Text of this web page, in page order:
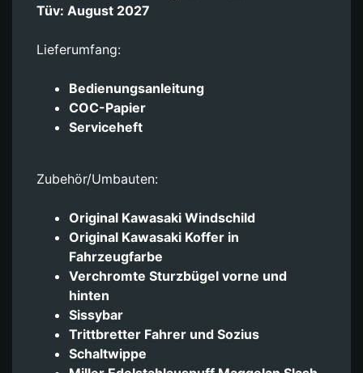
Tüv: August 2027
Lieferumfang:
Bedienungsanleitung
COC-Papier
Serviceheft
Zubehör/Umbauten:
Original Kawasaki Windschild
Original Kawasaki Koffer in
Fahrzeugfarbe
Verchromte Sturzbügel vorne und
hinten
Sissybar
Trittbretter Fahrer und Sozius
Schaltwippe